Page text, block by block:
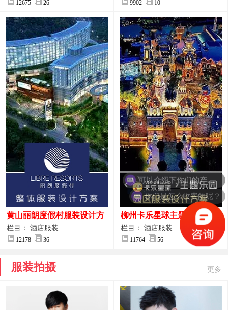
12675 26 9902 10
黄山丽朗度假村服装设计方
案
栏目： 酒店服装
12178 36
柳州卡乐星球主题乐园园区
服装设计方案
栏目： 酒店服装
11764 56
服装拍摄 更多
你们是怎么收费的呢？